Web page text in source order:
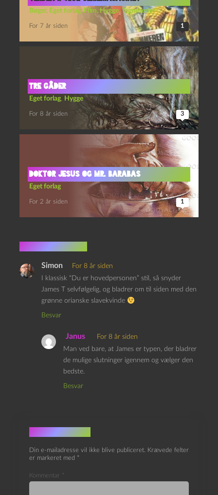
Bøger, Eget forlag,Film, Hygge,Tegneserier
For 7 år siden 1
Tre gåder
Eget forlag, Hygge
For 8 år siden 3
Doktor Jesus og Mr. Barabas
Eget forlag
For 2 år siden 1
2 kommentarer
Simon
For 8 år siden
I klassisk “Du er hovedpersonen” stil, så snyder
James T selvfølgelig, og bladrer om til siden med den
grønne orianske slavekvinde
Besvar
Janus
For 8 år siden
Man ved bare, at James er typen, der bladrer
de mulige slutninger igennem og vælger den
bedste.
Besvar
Skriv et svar
Din e-mailadresse vil ikke blive publiceret. Krævede felter
er markeret med *
Kommentar *